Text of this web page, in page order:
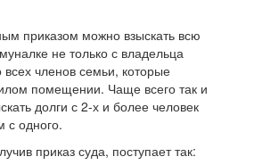
приказом можно взыскать всю
не только с владельца
членов семьи, которые
помещении. Чаще всего так и
долги с 2-х и более человек
с одного.
приказ суда, поступает так: